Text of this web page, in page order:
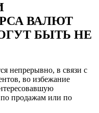
ВАЛЮТ
БЫТЬ НЕ
непрерывно, в связи с
во избежание
продажам или по